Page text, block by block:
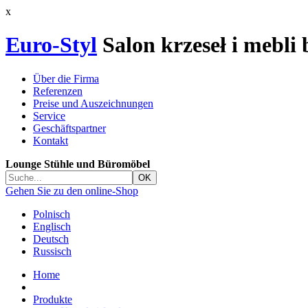
x
Euro-Styl Salon krzeseł i
Über die Firma
Referenzen
Preise und Auszeichnungen
Service
Geschäftspartner
Kontakt
Lounge Stühle und Büromöbel
Gehen Sie zu den online-Shop
Polnisch
Englisch
Deutsch
Russisch
Home
Produkte